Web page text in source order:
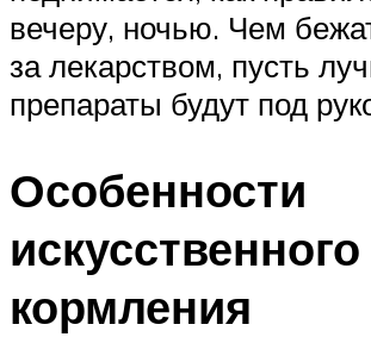
вечеру, ночью. Чем
за лекарством, пусть
препараты будут под
Особенности
искусственного
кормления